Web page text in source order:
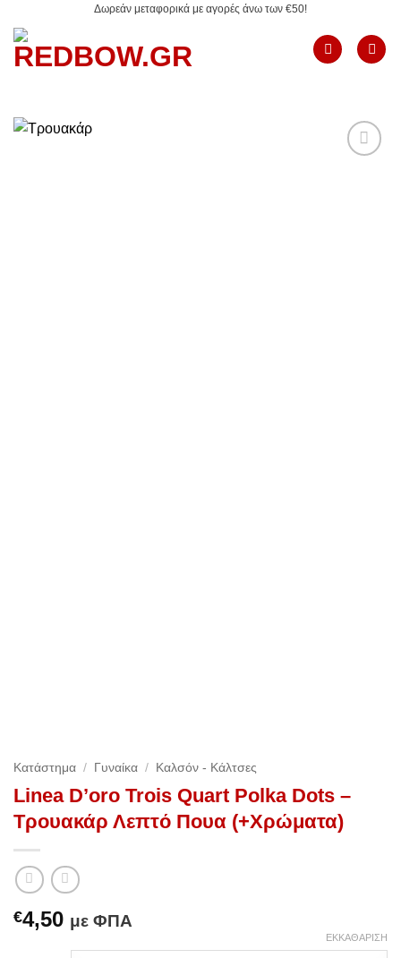
στο
περιεχόμενο
Δωρεάν μεταφορικά με αγορές άνω των €50!
Κατάστημα / Γυναίκα / Καλσόν - Κάλτσες
Linea D’oro Trois Quart Polka Dots –
Τρουακάρ Λεπτό Πουα (+Χρώματα)
€4,50 με ΦΠΑ
ΕΚΚΑΘΆΡΙΣΗ